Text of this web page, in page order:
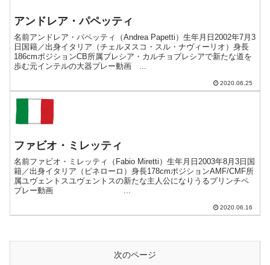
アンドレア・パペッティ
名前アンドレア・パペッティ（Andrea Papetti）生年月日2002年7月3
日国籍／出身イタリア（チェルヌスコ・スル・ナヴィーリオ）身長
186cmポジションCB所属ブレシア・カルチョブレシアで新たな道を
歩む元インテルの大器プレー動画 ...
2020.06.25
ファビオ・ミレッティ
名前ファビオ・ミレッティ（Fabio Miretti）生年月日2003年8月3日国
籍／出身イタリア（ピネローロ）身長178cmポジションAMF/CMF所
属ユヴェントスユヴェントスの新たな主人公になりうるプリンチペ
プレー動画 ...
2020.06.16
次のページ